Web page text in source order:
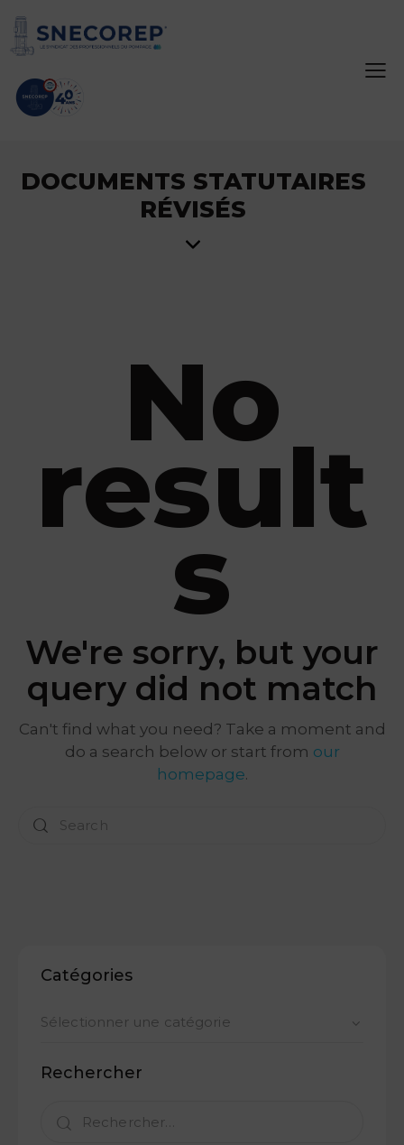
DOCUMENTS STATUTAIRES
RÉVISÉS
No
result
s
We're sorry, but your
query did not match
Can't find what you need? Take a moment and
do a search below or start from our
homepage.
Catégories
Rechercher